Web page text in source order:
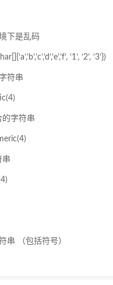
下是乱码
‘1’, ‘2’, ‘3’})
符串
的字符串
串
串 （包括符号）